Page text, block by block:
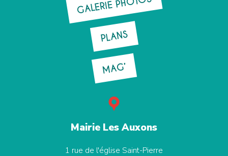
PLANS
MAG’
Mairie Les Auxons
1 rue de l'église Saint-Pierre